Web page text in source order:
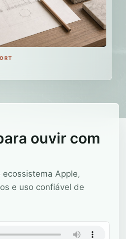
ouvir com
Apple,
e uso confiável de